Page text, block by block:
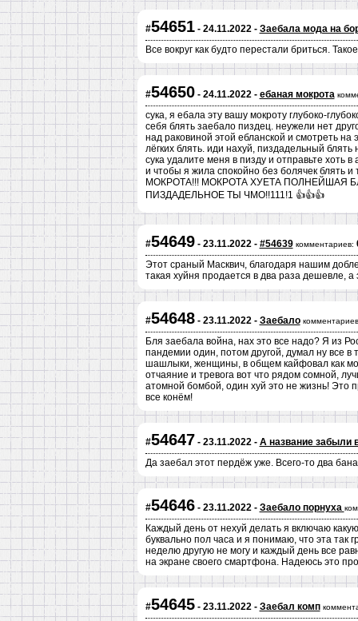
#54651- 24.11.2022 - Заебала мода на
Все вокруг как будто перестали бриться.
#54650- 24.11.2022 - ебаная мокрота
сука, я ебала эту вашу мокроту глубоко-
себя блять заебало пиздец. неужели нет
над раковиной этой ебланской и смотреть
лёгких блять. иди нахуй, пиздадельный
сука удалите меня в пизду и отправьте хоть
и чтобы я жила спокойно без болячек
МОКРОТА!!! МОКРОТА ХУЕТА ПОЛНЕЙШАЯ
ПИЗДАДЕЛЬНОЕ ТЫ ЧМО!!111!1 👍👍👍
#54649- 23.11.2022 - #54639 комментариев:
Этот сраный Масквич, благодаря нашим
такая хуйня продается в два раза дешевле,
#54648- 23.11.2022 - Заебало
Бля заебала война, нах это все надо? Я из
пандемии один, потом другой, думал ну все
шашлыки, женщины, в общем кайфовал как
отчаяние и тревога вот что рядом сомной,
атомной бомбой, один хуй это не жизнь! Это
все конём!
#54647 - 23.11.2022 - А название забыли
Да заебал этот пердёж уже. Всего-то два
#54646- 23.11.2022 - Заебало порнуха
Каждый день от нехуй делать я включаю
буквально пол часа и я понимаю, что эта так
неделю другую не могу и каждый день все
на экране своего смартфона. Надеюсь это
#54645- 23.11.2022 - Заебал комп